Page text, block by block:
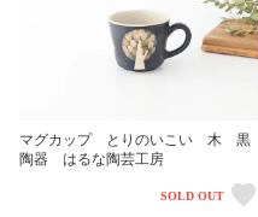
マグカップ とりのいこい 木 黒
陶器 はるな陶芸工房
SOLD OUT